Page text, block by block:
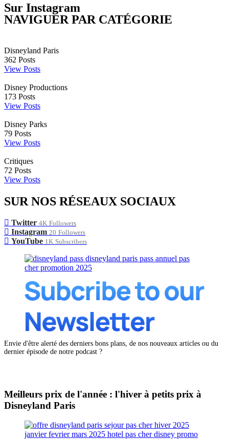
Sur Instagram
NAVIGUER PAR CATÉGORIE
Disneyland Paris
362 Posts
View Posts
Disney Productions
173 Posts
View Posts
Disney Parks
79 Posts
View Posts
Critiques
72 Posts
View Posts
SUR NOS RÉSEAUX SOCIAUX
Twitter 4K Followers
Instagram 20 Followers
YouTube 1K Subscribers
Envie d'être alerté des derniers bons plans, de nos nouveaux articles ou du
dernier épisode de notre podcast ?
Meilleurs prix de l'année : l'hiver à petits prix à
Disneyland Paris